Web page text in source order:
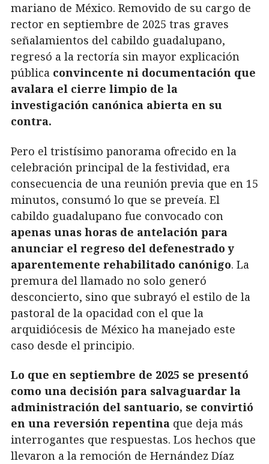
mariano de México. Removido de su cargo de
rector en septiembre de 2025 tras graves
señalamientos del cabildo guadalupano,
regresó a la rectoría sin mayor explicación
pública convincente ni documentación que
avalara el cierre limpio de la
investigación canónica abierta en su
contra.
Pero el tristísimo panorama ofrecido en la
celebración principal de la festividad, era
consecuencia de una reunión previa que en 15
minutos, consumó lo que se preveía. El
cabildo guadalupano fue convocado con
apenas unas horas de antelación para
anunciar el regreso del defenestrado y
aparentemente rehabilitado canónigo. La
premura del llamado no solo generó
desconcierto, sino que subrayó el estilo de la
pastoral de la opacidad con el que la
arquidiócesis de México ha manejado este
caso desde el principio.
Lo que en septiembre de 2025 se presentó
como una decisión para salvaguardar la
administración del santuario, se convirtió
en una reversión repentina que deja más
interrogantes que respuestas. Los hechos que
llevaron a la remoción de Hernández Díaz